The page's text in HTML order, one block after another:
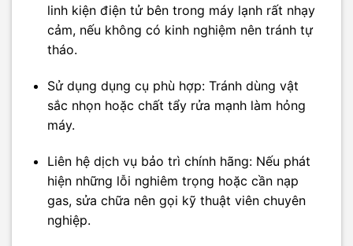
linh kiện điện tử bên trong máy lạnh rất nhạy
cảm, nếu không có kinh nghiệm nên tránh tự
tháo.
Sử dụng dụng cụ phù hợp: Tránh dùng vật
sắc nhọn hoặc chất tẩy rửa mạnh làm hỏng
máy.
Liên hệ dịch vụ bảo trì chính hãng: Nếu phát
hiện những lỗi nghiêm trọng hoặc cần nạp
gas, sửa chữa nên gọi kỹ thuật viên chuyên
nghiệp.